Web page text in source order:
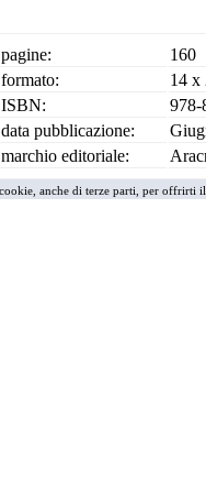
pagine:
160
formato:
14 x
ISBN:
978-
data pubblicazione:
marchio editoriale:
anche di terze parti, per